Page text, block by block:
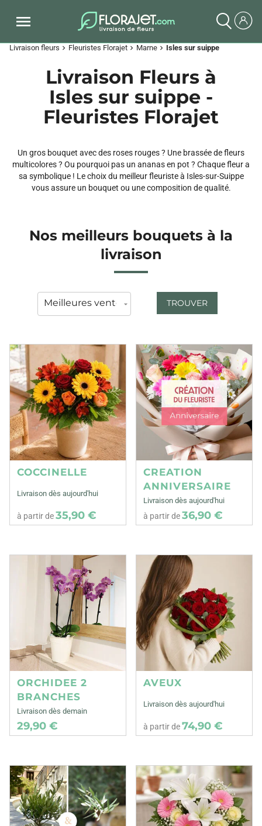
Livraison fleurs chevron_right Fleuristes Florajet chevron_right Marne chevron_right Isles sur suippe
Livraison Fleurs à
Isles sur suippe -
Fleuristes Florajet
Un gros bouquet avec des roses rouges ? Une brassée de fleurs
multicolores ? Ou pourquoi pas un ananas en pot ? Chaque fleur a
sa symbolique ! Le choix du meilleur fleuriste à Isles-sur-Suippe
vous assure un bouquet ou une composition de qualité.
Nos meilleurs bouquets à la
livraison
TROUVER
COCCINELLE
Livraison dès aujourd'hui
à partir de35,90 €
CREATION
ANNIVERSAIRE
Livraison dès aujourd'hui
à partir de36,90 €
ORCHIDEE 2
BRANCHES
Livraison dès demain
29,90 €
AVEUX
Livraison dès aujourd'hui
à partir de74,90 €